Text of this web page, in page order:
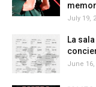
July 19,
La
June 16,